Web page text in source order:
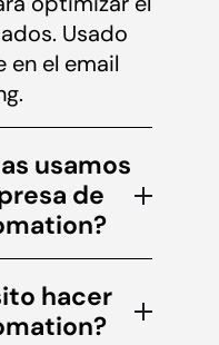
Usado
en el email
usamos
de
hacer